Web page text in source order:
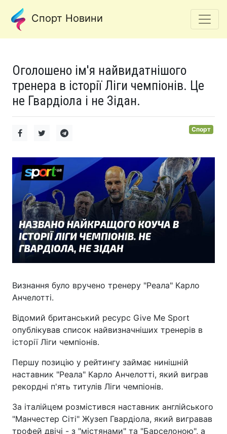
Спорт Новини
Оголошено ім'я найвидатнішого
тренера в історії Ліги чемпіонів. Це
не Гвардіола і не Зідан.
Спорт
Визнання було вручено тренеру "Реала" Карло
Анчелотті.
Відомий британський ресурс Give Me Sport
опублікував список найвизначніших тренерів в
історії Ліги чемпіонів.
Першу позицію у рейтингу займає нинішній
наставник "Реала" Карло Анчелотті, який виграв
рекордні п'ять титулів Ліги чемпіонів.
За італійцем розмістився наставник англійського
"Манчестер Сіті" Жузеп Гвардіола, який вигравав
трофей двічі - з "містянами" та "Барселоною", а